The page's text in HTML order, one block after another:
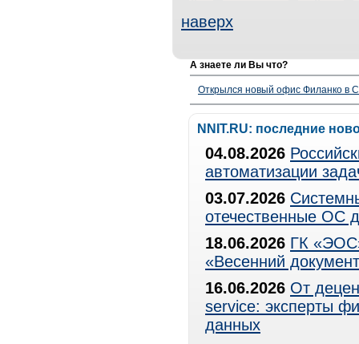
наверх
А знаете ли Вы что?
Открылся новый офис Филанко в
NNIT.RU: последние
04.08.2026
автоматизации
03.07.2026
отечественные ОС
18.06.2026 ГК
«Весенний
16.06.2026 От
service: эксперты
данных